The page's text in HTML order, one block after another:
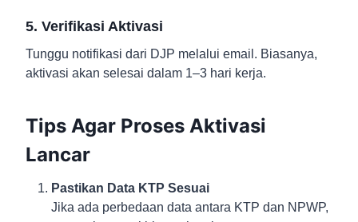
5. Verifikasi Aktivasi
Tunggu notifikasi dari DJP melalui email. Biasanya,
aktivasi akan selesai dalam 1–3 hari kerja.
Tips Agar Proses Aktivasi
Lancar
Pastikan Data KTP Sesuai
Jika ada perbedaan data antara KTP dan NPWP,